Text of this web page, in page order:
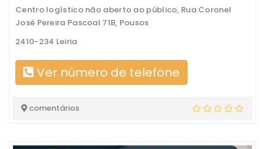
Centro logístico não aberto ao público, Rua Coronel
José Pereira Pascoal 71B, Pousos
2410-234 Leiria
Ver número de telefone
comentários